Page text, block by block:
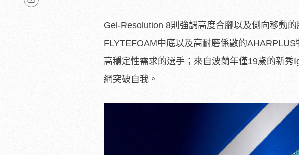
Gel-Resolution 8則強調高度合腳以及側向移動
FLYTEFOAM中底以及高耐磨係數的
高穩定性需求的選手；來自波蘭年僅19歲的新
網突破自我。